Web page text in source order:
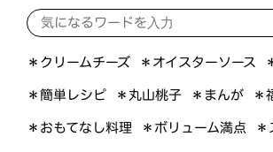
＊クリームチーズ ＊オイスターソース
＊簡単レシピ ＊丸山桃子 ＊まんが ＊
＊おもてなし料理 ＊ボリューム満点 ＊